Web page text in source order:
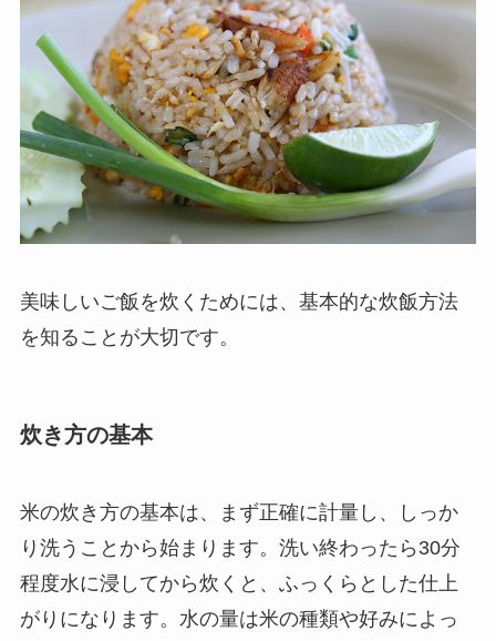
美味しいご飯を炊くためには、基本的な炊飯方法
を知ることが大切です。
炊き方の基本
米の炊き方の基本は、まず正確に計量し、しっか
り洗うことから始まります。洗い終わったら30分
程度水に浸してから炊くと、ふっくらとした仕上
がりになります。水の量は米の種類や好みによっ